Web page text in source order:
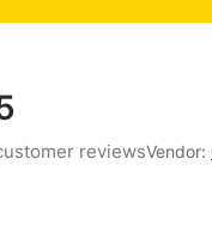
reviewsVendor: